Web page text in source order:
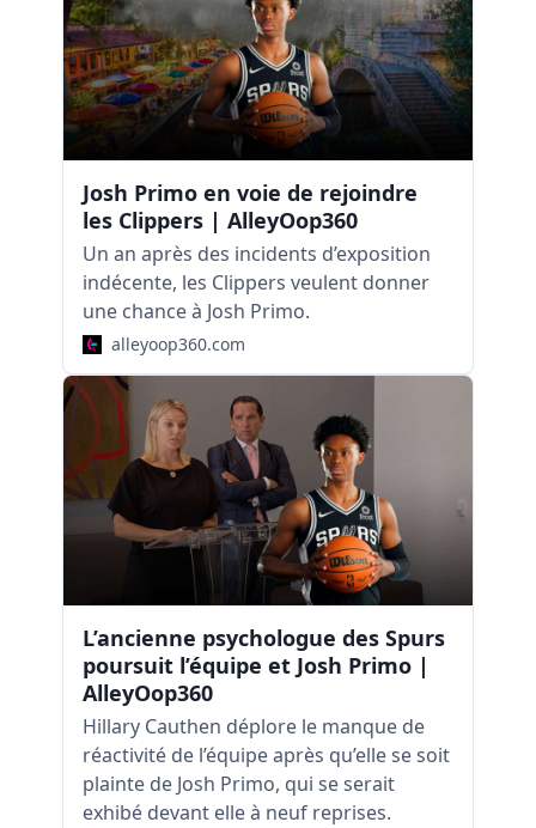
Josh Primo en voie de rejoindre
les Clippers | AlleyOop360
Un an après des incidents d’exposition
indécente, les Clippers veulent donner
une chance à Josh Primo.
alleyoop360.com
L’ancienne psychologue des Spurs
poursuit l’équipe et Josh Primo |
AlleyOop360
Hillary Cauthen déplore le manque de
réactivité de l’équipe après qu’elle se soit
plainte de Josh Primo, qui se serait
exhibé devant elle à neuf reprises.